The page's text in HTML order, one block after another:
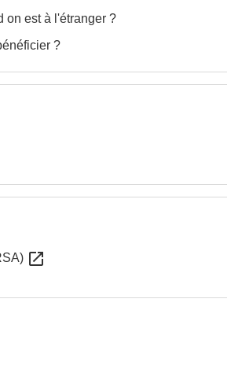
on est à l'étranger ?
?
open_in_new